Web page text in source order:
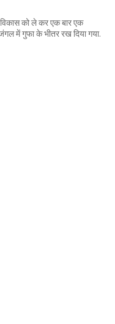
को ले कर एक बार एक
में गुफा के भीतर रख दिया गया.